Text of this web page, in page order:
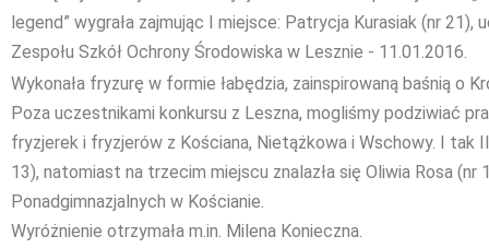
legend” wygrała zajmując I miejsce: Patrycja Kurasiak (nr 21),
Zespołu Szkół Ochrony Środowiska w Lesznie - 11.01.2016.
Wykonała fryzurę w formie łabędzia, zainspirowaną baśnią o
Poza uczestnikami konkursu z Leszna, mogliśmy podziwiać
fryzjerek i fryzjerów z Kościana, Nietążkowa i Wschowy. I tak
13), natomiast na trzecim miejscu znalazła się Oliwia Rosa (nr
Ponadgimnazjalnych w Kościanie.
Wyróżnienie otrzymała m.in. Milena Konieczna.